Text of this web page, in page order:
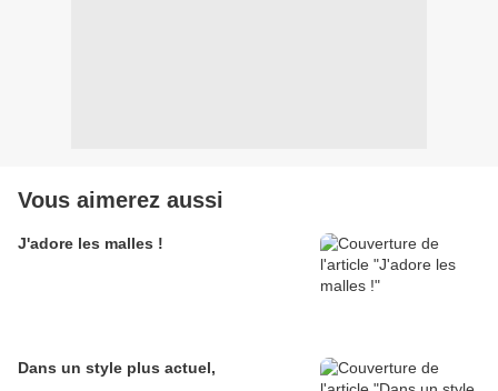
Vous aimerez aussi
J'adore les malles !
Dans un style plus actuel,